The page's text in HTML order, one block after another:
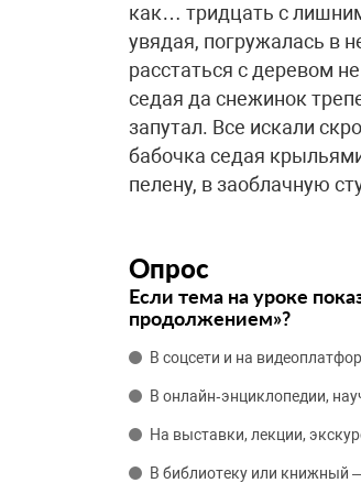
как… тридцать с
увядая, погружалась в
расстаться с деревом
седая да снежинок
запутал. Все искали
бабочка седая
пелену, в заоблачную
Опрос
Если тема на уроке
продолжением»?
В соцсети и на
В онлайн‑энциклопедии,
На выставки, лекции,
В библиотеку или книжный